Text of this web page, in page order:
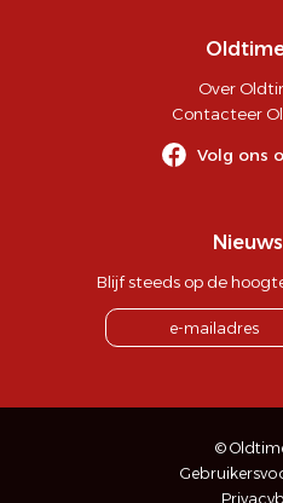
Over
Contacteer
Volg ons
Blijf steeds op de
©